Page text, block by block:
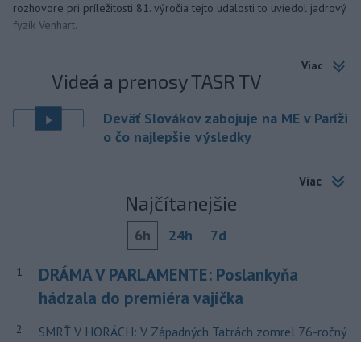
rozhovore pri príležitosti 81. výročia tejto udalosti to uviedol jadrový
fyzik Venhart.
Viac
Videá a prenosy TASR TV
Deväť Slovákov zabojuje na ME v Paríži
o čo najlepšie výsledky
Viac
Najčítanejšie
6h 24h 7d
1
DRÁMA V PARLAMENTE: Poslankyňa
hádzala do premiéra vajíčka
2
SMRŤ V HORÁCH: V Západných Tatrách zomrel 76-ročný